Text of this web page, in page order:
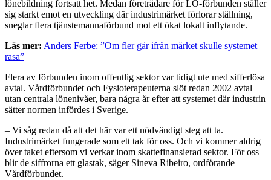
lönebildning fortsatt het. Medan företrädare för LO-förbunden ställer
sig starkt emot en utveckling där industrimärket förlorar ställning,
sneglar flera tjänstemannaförbund mot ett ökat lokalt inflytande.
Läs mer: Anders Ferbe: ”Om fler går ifrån märket skulle systemet
rasa”
Flera av förbunden inom offentlig sektor var tidigt ute med sifferlösa
avtal. Vårdförbundet och Fysioterapeuterna slöt redan 2002 avtal
utan centrala lönenivåer, bara några år efter att systemet där industrin
sätter normen infördes i Sverige.
– Vi såg redan då att det här var ett nödvändigt steg att ta.
Industrimärket fungerade som ett tak för oss. Och vi kommer aldrig
över taket eftersom vi verkar inom skattefinansierad sektor. För oss
blir de siffrorna ett glastak, säger Sineva Ribeiro, ordförande
Vårdförbundet.